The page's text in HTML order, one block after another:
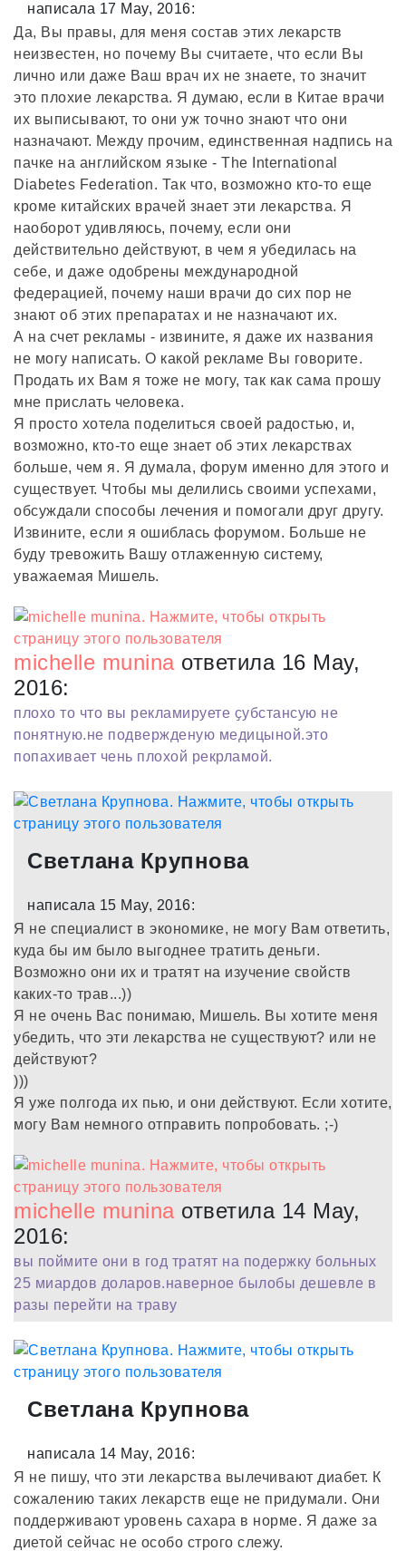
написала 17 May, 2016:
Да, Вы правы, для меня состав этих лекарств
неизвестен, но почему Вы считаете, что если Вы
лично или даже Ваш врач их не знаете, то значит
это плохие лекарства. Я думаю, если в Китае врачи
их выписывают, то они уж точно знают что они
назначают. Между прочим, единственная надпись на
пачке на английском языке - The International
Diabetes Federation. Так что, возможно кто-то еще
кроме китайских врачей знает эти лекарства. Я
наоборот удивляюсь, почему, если они
действительно действуют, в чем я убедилась на
себе, и даже одобрены международной
федерацией, почему наши врачи до сих пор не
знают об этих препаратах и не назначают их.
А на счет рекламы - извините, я даже их названия
не могу написать. О какой рекламе Вы говорите.
Продать их Вам я тоже не могу, так как сама прошу
мне прислать человека.
Я просто хотела поделиться своей радостью, и,
возможно, кто-то еще знает об этих лекарствах
больше, чем я. Я думала, форум именно для этого и
существует. Чтобы мы делились своими успехами,
обсуждали способы лечения и помогали друг другу.
Извините, если я ошиблась форумом. Больше не
буду тревожить Вашу отлаженную систему,
уважаемая Мишель.
michelle muninaответила 16 May,
2016:
плохо то что вы рекламируете ҫубстансую не
понятную.не подвержденую медицыной.это
попахивает чень плохой рекрламой.
Светлана Крупнова
написала 15 May, 2016:
Я не специалист в экономике, не могу Вам ответить,
куда бы им было выгоднее тратить деньги.
Возможно они их и тратят на изучение свойств
каких-то трав...))
Я не очень Вас понимаю, Мишель. Вы хотите меня
убедить, что эти лекарства не существуют? или не
действуют?
)))
Я уже полгода их пью, и они действуют. Если хотите,
могу Вам немного отправить попробовать. ;-)
michelle munina ответила 14 May,
2016:
вы поймите они в год тратят на подержку больных
25 миардов доларов.наверное былобы дешевле в
разы перейти на траву
Светлана Крупнова
написала 14 May, 2016:
Я не пишу, что эти лекарства вылечивают диабет. К
сожалению таких лекарств еще не придумали. Они
поддерживают уровень сахара в норме. Я даже за
диетой сейчас не особо строго слежу.